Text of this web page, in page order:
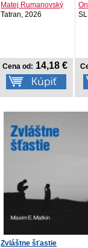
Matej Rumanovský
Tatran, 2026
Cena od: 14,18 €
Zvláštne šťastie